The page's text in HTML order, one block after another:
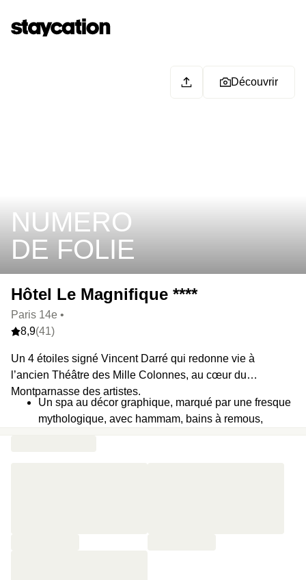
NUMERO
DE FOLIE
Découvrir
Hôtel Le Magnifique ****
Paris 14e •
8,9(41)
Un 4 étoiles signé Vincent Darré qui redonne vie à
l’ancien Théâtre des Mille Colonnes, au cœur du
Montparnasse des artistes.
Un spa au décor graphique, marqué par une fresque
mythologique, avec hammam, bains à remous,